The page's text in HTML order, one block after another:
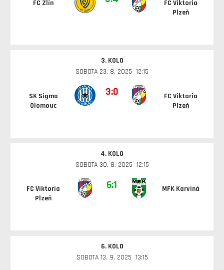
FC Zlín
FC Viktoria
Plzeň
3. KOLO
SOBOTA 23. 8. 2025 12:15
SK Sigma
Olomouc
3:0
FC Viktoria
Plzeň
4. KOLO
SOBOTA 30. 8. 2025 12:15
FC Viktoria
Plzeň
6:1 MFK Karviná
6. KOLO
SOBOTA 13. 9. 2025 13:15